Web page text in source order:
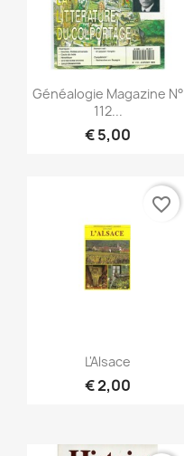
Snel bekijken
Généalogie Magazine N°
112...
€ 5,00
Snel bekijken
L'Alsace
€ 2,00
favorite_border